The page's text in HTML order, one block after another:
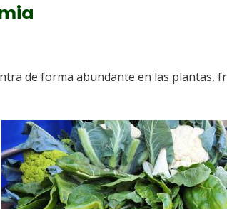
de forma abundante en las plantas,